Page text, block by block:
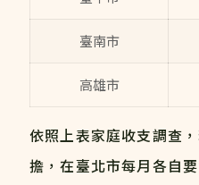
臺南市
高雄市
依照上表家庭收支調查
擔，在臺北市每月各自